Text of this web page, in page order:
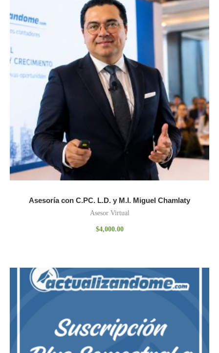
Asesoría con C.PC. L.D. y M.I. Miguel Chamlaty
Asesor Virtual
$4,000.00